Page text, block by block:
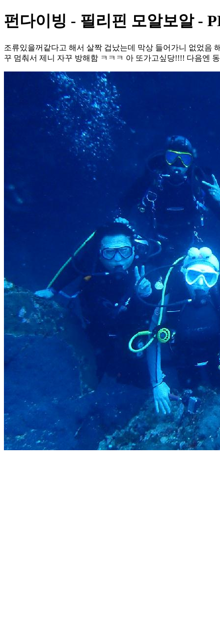
펀다이빙 - 필리핀 모알보알 -
조류있을꺼같다고 해서 살짝 겁났는데 막상 들어가니 없었음
꾸 멈춰서 제니 자꾸 방해함 ㅋㅋㅋ 아 또가고싶당!!!! 다음엔